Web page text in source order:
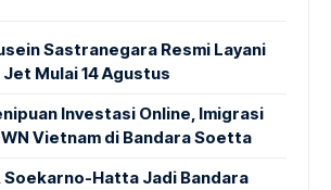
Sastranegara Resmi Layani
Mulai 14 Agustus
Investasi Online, Imigrasi
Vietnam di Bandara Soetta
Soekarno-Hatta Jadi Bandara